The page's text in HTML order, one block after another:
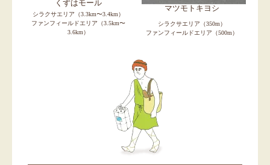
くずはモール
シラクサエリア（3.3km〜3.4km）
ファンフィールドエリア（3.5km〜
3.6km）
マツモトキヨシ
シラクサエリア（350m）
ファンフィールドエリア（500m）